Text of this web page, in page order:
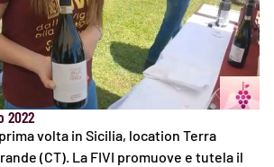
2022
volta in Sicilia, location Terra
(CT). La FIVI promuove e tutela il